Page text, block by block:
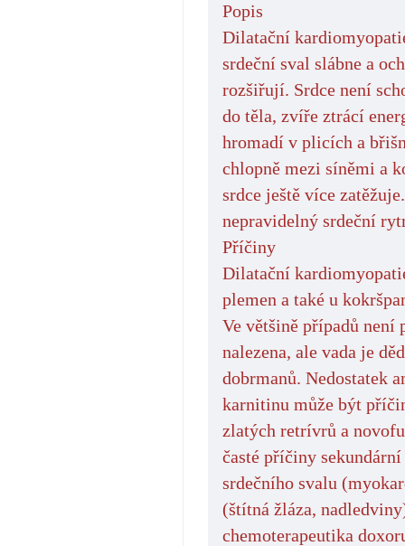
Popis
Dilatační
srdeční sval slábne a
rozšiřují. Srdce není
do těla, zvíře ztrácí
hromadí v plicích a
chlopně mezi síněmi a
srdce ještě více
nepravidelný srdeční
Příčiny
Dilatační
plemen a také u
Ve většině případů není
nalezena, ale vada je
dobrmanů. Nedostatek
karnitinu může být
zlatých retrívrů a
časté příčiny
srdečního svalu
(štítná žláza,
chemoterapeutika